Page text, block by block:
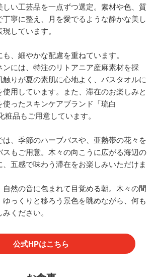
い工芸品を一点ずつ選定。素材や色、質
寧に整え、月を愛でるような静かな美し
しています。
、細やかな配慮を重ねています。
には、特注のリトアニア産麻素材を採
触りが夏の素肌に心地よく、バスタオルに
用しています。また、滞在のお楽しみと
使ったスキンケアブランド「琉白
品もご用意しています。
は、季節のハーブバスや、亜熱帯の花々を
もご用意。木々の向こうに広がる海辺の
五感で味わう滞在をお楽しみいただけま
然の音に包まれて目覚める朝。木々の間
っくりと移ろう景色を眺めながら、何も
ください。
公式HPはこちら